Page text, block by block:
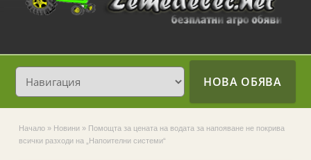
НОВА ОБЯВА
Начало » Новини » Помощта за цената на водата за напояване не покрива
всички разходи на „Напоителни системи“